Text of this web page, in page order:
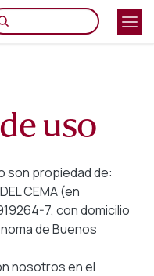
uso
son propiedad de:
CEMA (en
7, con domicilio
de Buenos
nosotros en el